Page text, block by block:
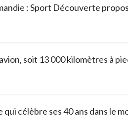
: Sport Découverte
soit 13 000 kilomètres à
célèbre ses 40 ans dans le